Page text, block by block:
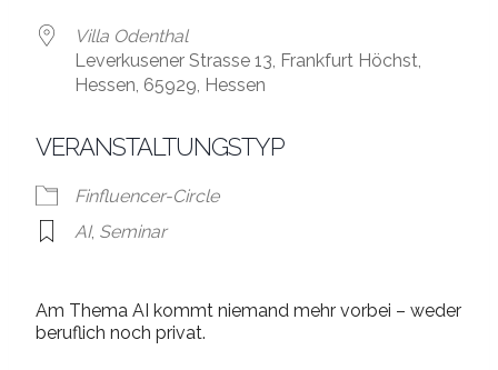
Villa Odenthal
Leverkusener Strasse 13, Frankfurt Höchst,
Hessen, 65929, Hessen
VERANSTALTUNGSTYP
Finfluencer-Circle
AI, Seminar
Am Thema AI kommt niemand mehr vorbei – weder
beruflich noch privat.